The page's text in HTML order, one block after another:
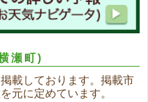
瀬町)
載しております。掲載市
元に定めています。